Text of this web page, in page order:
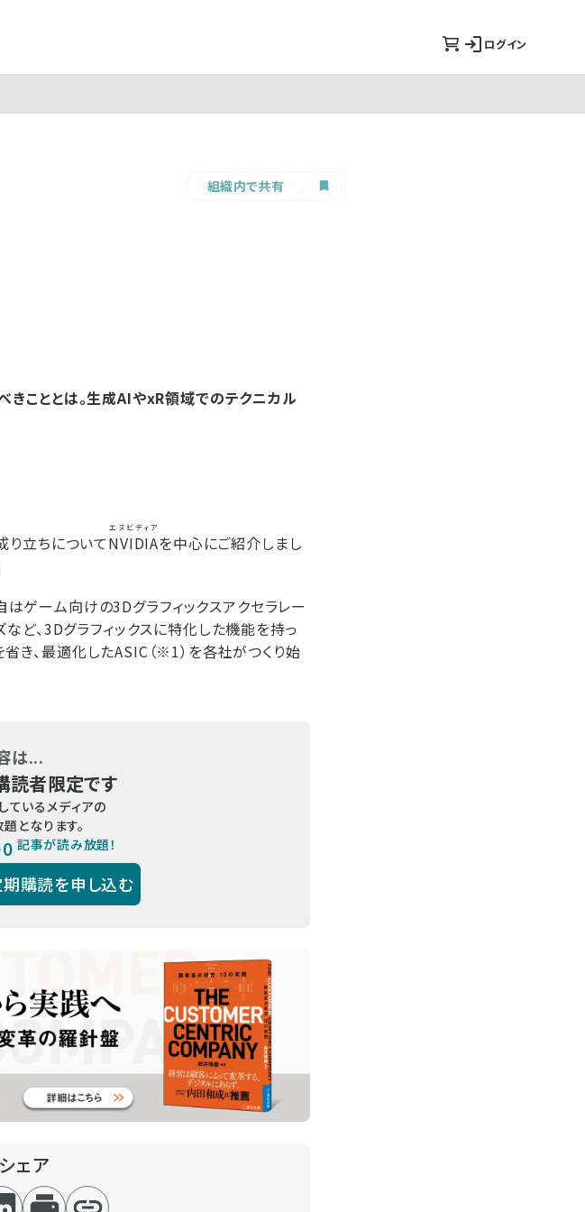
ログイン
組織内で共有
こととは。生成AIやxR領域でのテクニカル
り立ちについてNVIDIA
エヌビディア
を中心にご紹介しまし
ーム向けの3Dグラフィックスアクセラレー
など、3Dグラフィックスに特化した機能を持っ
き、最適化したASIC（※1）を各社がつくり始
は...
読者限定です
ているメディアの
となります。
記事が読み放題！
購読を申し込む
ェア